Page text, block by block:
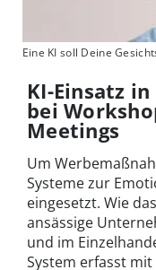
Eine KI soll Deine
KI-Einsatz
bei
Meetings
Um
Systeme zur
eingesetzt. Wie
ansässige
und im
System erfasst